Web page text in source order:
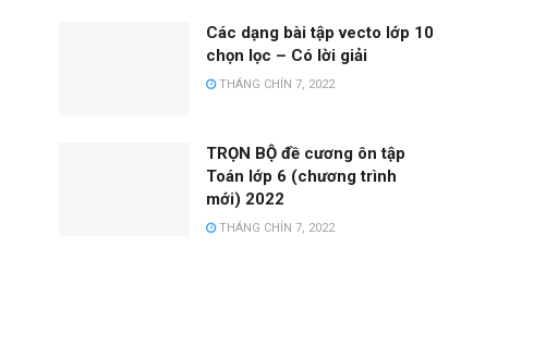
Các dạng bài tập vecto lớp 10
chọn lọc – Có lời giải
THÁNG CHÍN 7, 2022
TRỌN BỘ đề cương ôn tập
Toán lớp 6 (chương trình
mới) 2022
THÁNG CHÍN 7, 2022